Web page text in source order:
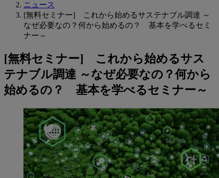
ニュース
[無料セミナー] これから始めるサステナブル調達 ～
なぜ必要なの？何から始めるの？ 基本を学べるセミ
ナー～
[無料セミナー] これから始めるサス
テナブル調達 ～なぜ必要なの？何から
始めるの？ 基本を学べるセミナー～